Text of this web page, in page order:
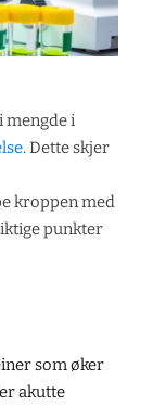
i
. Dette skjer
kroppen med
punkter
som øker
akutte